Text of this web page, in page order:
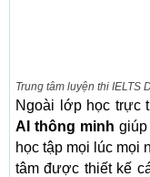
Trung tâm luyện thi IELTS
Ngoài lớp học trực
AI thông minh giúp
học tập mọi lúc mọi
tâm được thiết kế